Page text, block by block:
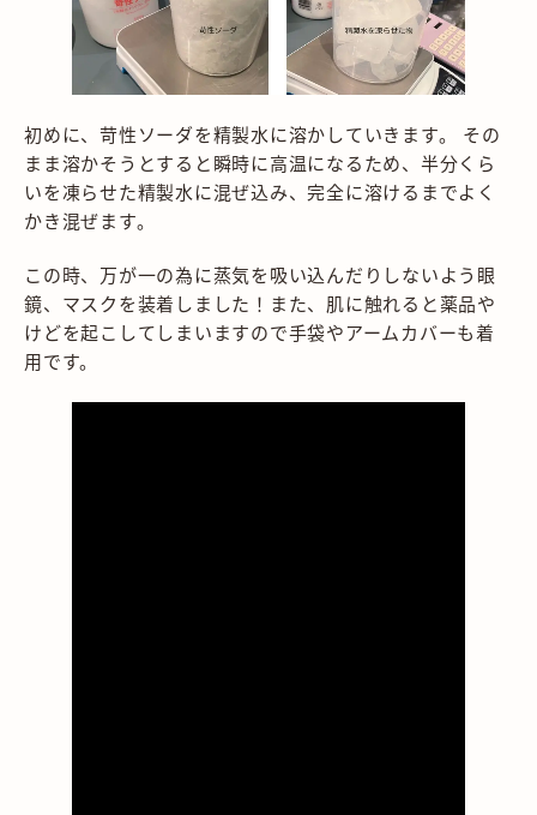
初めに、苛性ソーダを精製水に溶かしていきます。 その
まま溶かそうとすると瞬時に高温になるため、半分くら
いを凍らせた精製水に混ぜ込み、完全に溶けるまでよく
かき混ぜます。
この時、万が一の為に蒸気を吸い込んだりしないよう眼
鏡、マスクを装着しました！また、肌に触れると薬品や
けどを起こしてしまいますので手袋やアームカバーも着
用です。